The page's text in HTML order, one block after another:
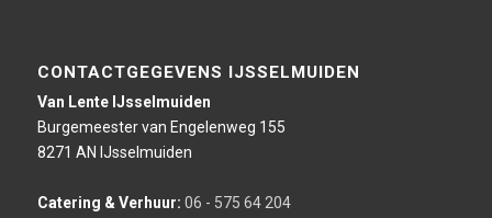
CONTACTGEGEVENS IJSSELMUIDEN
Van Lente IJsselmuiden
Burgemeester van Engelenweg 155
8271 AN IJsselmuiden
Catering & Verhuur: 06 - 575 64 204